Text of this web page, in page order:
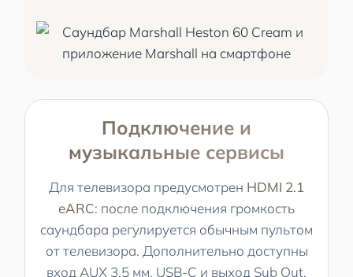
Подключение и
музыкальные сервисы
Для телевизора предусмотрен HDMI 2.1
eARC: после подключения громкость
саундбара регулируется обычным пультом
от телевизора. Дополнительно доступны
вход AUX 3.5 мм, USB-C и выход Sub Out.